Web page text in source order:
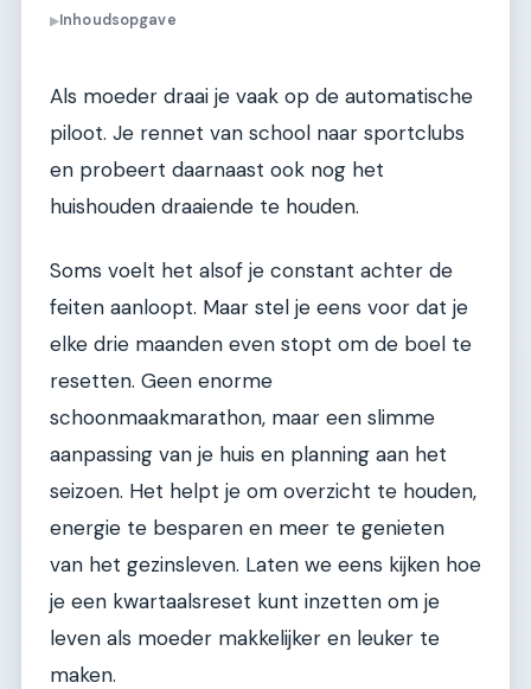
▶Inhoudsopgave
Als moeder draai je vaak op de automatische
piloot. Je rennet van school naar sportclubs
en probeert daarnaast ook nog het
huishouden draaiende te houden.
Soms voelt het alsof je constant achter de
feiten aanloopt. Maar stel je eens voor dat je
elke drie maanden even stopt om de boel te
resetten. Geen enorme
schoonmaakmarathon, maar een slimme
aanpassing van je huis en planning aan het
seizoen. Het helpt je om overzicht te houden,
energie te besparen en meer te genieten
van het gezinsleven. Laten we eens kijken hoe
je een kwartaalsreset kunt inzetten om je
leven als moeder makkelijker en leuker te
maken.